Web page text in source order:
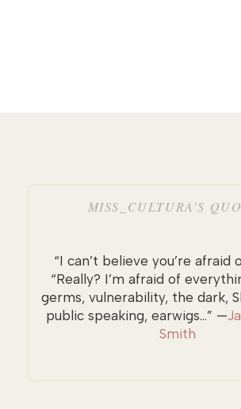
MISS_CULTURA’S
“I can’t believe you’re afraid
“Really? I’m afraid of
germs, vulnerability, the dark,
public speaking, earwigs...” —
Smith